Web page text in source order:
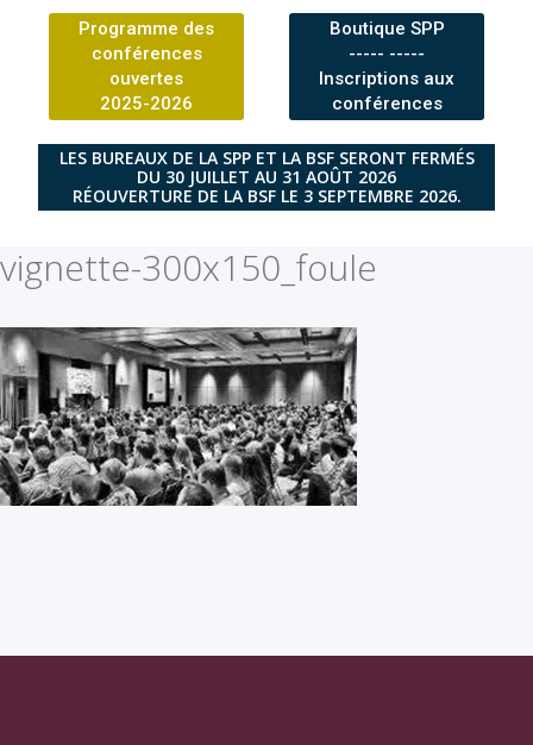
Programme des
conférences
ouvertes
2025-2026
Boutique SPP
----- -----
Inscriptions aux
conférences
LES BUREAUX DE LA SPP ET LA BSF SERONT FERMÉS
DU 30 JUILLET AU 31 AOÛT 2026
RÉOUVERTURE DE LA BSF LE 3 SEPTEMBRE 2026.
vignette-300x150_foule